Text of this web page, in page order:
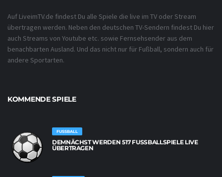
Auf LiveimTV.de findest Du alle Spiele die live im TV oder Stream
übertragen werden. Neben den deutschen TV-Sendern findest Du hier
auch Streams von Youtube etc. sowie Fernsehsender aus dem
benachbarten Ausland. Und das nicht nur für Fußball, sondern auch für
andere Sportarten.
KOMMENDE SPIELE
FUSSBALL
DEMNÄCHST WERDEN 517 FUSSBALLSPIELE LIVE Ü
BERTRAGEN